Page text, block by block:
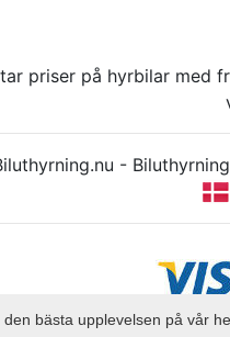
priser på hyrbilar med
-
bästa upplevelsen på vår